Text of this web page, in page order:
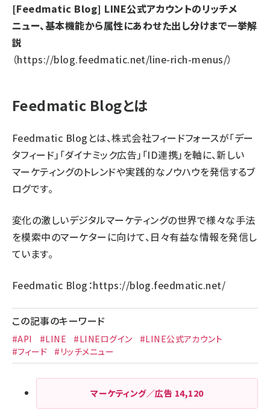
[Feedmatic Blog] LINE公式アカウントのリッチメ
ニュー、基本機能から属性にあわせた出し分けまで一挙解
説
（https://blog.feedmatic.net/line-rich-menus/）
Feedmatic Blogとは
Feedmatic Blogとは、株式会社フィードフォースが「デー
タフィード」「ダイナミック広告」「ID連携」を軸に、新しい
マーケティングのトレンドや実践的なノウハウを発信するブ
ログです。
変化の激しいデジタルマーケティングの世界で様々な手法
を模索中のマーケターに向けて、日々有益な情報を発信し
ています。
Feedmatic Blog：https://blog.feedmatic.net/
この記事のキーワード
#API #LINE #LINEログイン
#LINE公式アカウント
#フィード
#リッチメニュー
マーケティング／広告 14,120